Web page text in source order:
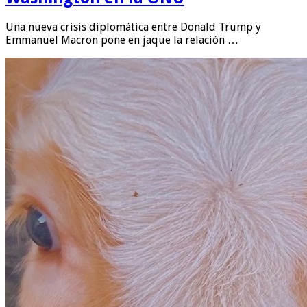
Una nueva crisis diplomática entre Donald Trump y
Emmanuel Macron pone en jaque la relación …